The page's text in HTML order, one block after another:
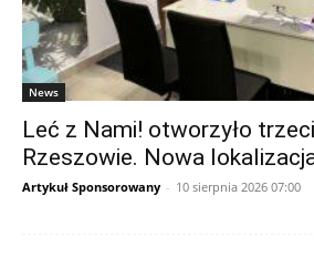
News
Leć z Nami! otworzyło
Rzeszowie. Nowa
Artykuł Sponsorowany - 10 sierpnia 2026 07:00